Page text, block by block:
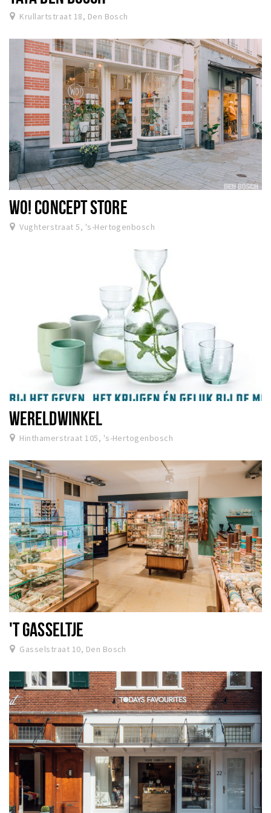
Krullartstraat 18, Den Bosch
WO! CONCEPT STORE
Vughterstraat 5, 's-Hertogenbosch
WERELDWINKEL
Hinthamerstraat 105, 's-Hertogenbosch
'T GASSELTJE
Gasselstraat 10, Den Bosch